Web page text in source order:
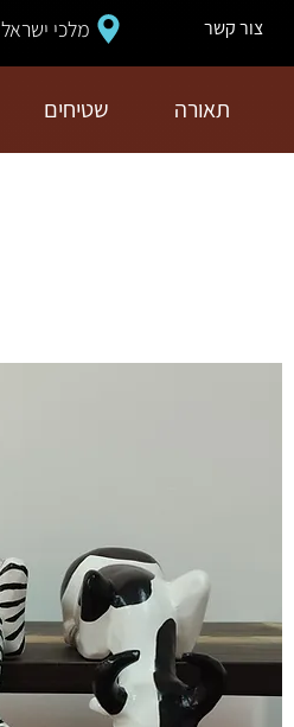
צור קשר מלכי ישראל 17 תל אביב
תאורה שטיחים